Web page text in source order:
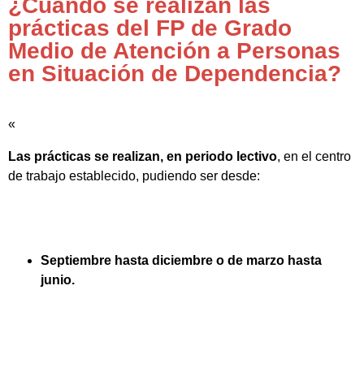
¿Cuándo se realizan las
prácticas del FP de Grado
Medio de Atención a Personas
en Situación de Dependencia?
«
Las prácticas se realizan, en periodo lectivo, en el centro
de trabajo establecido, pudiendo ser desde:
Septiembre hasta diciembre o de marzo hasta
junio.